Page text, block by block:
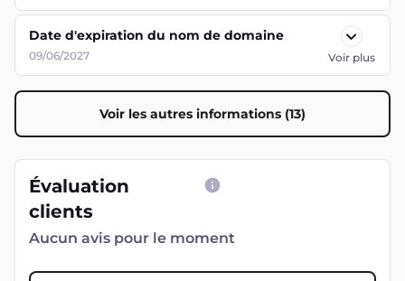
Date d'expiration du nom de domaine
09/06/2027 Voir plus
Voir les autres informations (13)
Évaluation
clients
Aucun avis pour le moment